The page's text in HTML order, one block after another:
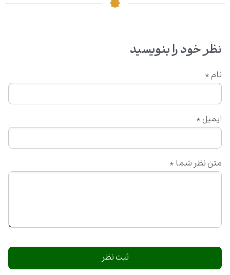
نظر خود را بنویسید
متن نظر شما *
نام *
ایمیل *